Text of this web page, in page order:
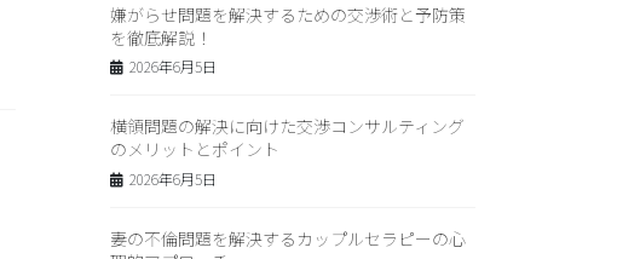
嫌がらせ問題を解決するための交渉術と予防策
を徹底解説！
2026年6月5日
横領問題の解決に向けた交渉コンサルティング
のメリットとポイント
2026年6月5日
妻の不倫問題を解決するカップルセラピーの心